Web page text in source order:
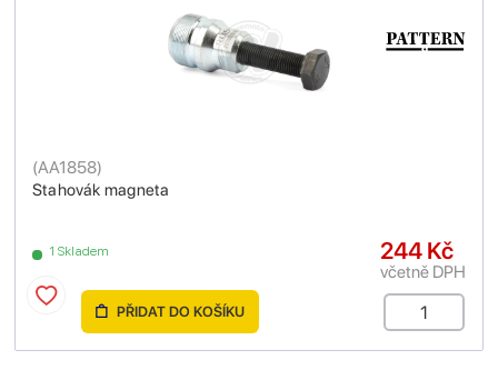
Stahovák magneta
(AA1858)
1 Skladem 244 Kč
včetně DPH
PŘIDAT DO KOŠÍKU